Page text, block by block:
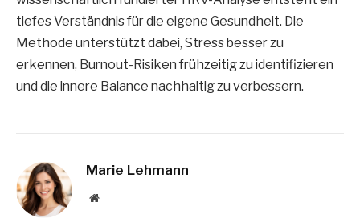
tiefes Verständnis für die eigene Gesundheit. Die
Methode unterstützt dabei, Stress besser zu
erkennen, Burnout-Risiken frühzeitig zu identifizieren
und die innere Balance nachhaltig zu verbessern.
Marie Lehmann
Website